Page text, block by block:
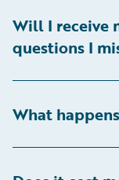
Will I receive
questions I
What